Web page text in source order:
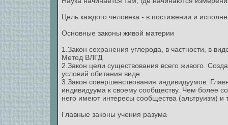
Цель каждого человека - в постижении и
Основные законы живой материи
1.Закон сохранения углерода, в частности, в
Метод ВЛГД
2.Закон цели существования всего живого.
условий обитания виде.
3.Закон совершенствования индивидуумов.
индивидуума к своему сообществу. Чем более
него имеют интересы сообщества (альтруизм)
Главные законы учения разума